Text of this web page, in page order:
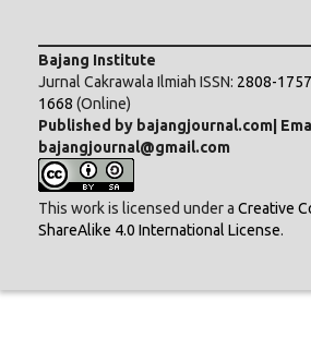
Bajang Institute
Jurnal Cakrawala Ilmiah ISSN: 2808-1757
1668 (Online)
Published by bajangjournal.com|
bajangjournal@gmail.com
This work is licensed under a Creative
ShareAlike 4.0 International License.